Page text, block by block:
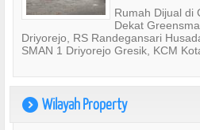
Rumah Dijual di
Dekat
Driyorejo, RS Randegansari
SMAN 1 Driyorejo Gresik, KCM
) Wilayah Property